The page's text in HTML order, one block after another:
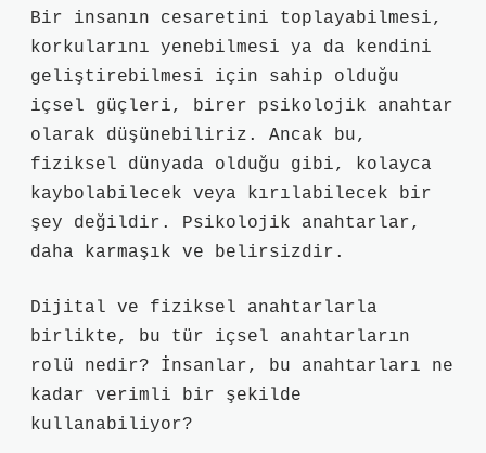
Bir insanın cesaretini toplayabilmesi,
korkularını yenebilmesi ya da kendini
geliştirebilmesi için sahip olduğu
içsel güçleri, birer psikolojik anahtar
olarak düşünebiliriz. Ancak bu,
fiziksel dünyada olduğu gibi, kolayca
kaybolabilecek veya kırılabilecek bir
şey değildir. Psikolojik anahtarlar,
daha karmaşık ve belirsizdir.
Dijital ve fiziksel anahtarlarla
birlikte, bu tür içsel anahtarların
rolü nedir? İnsanlar, bu anahtarları ne
kadar verimli bir şekilde
kullanabiliyor?